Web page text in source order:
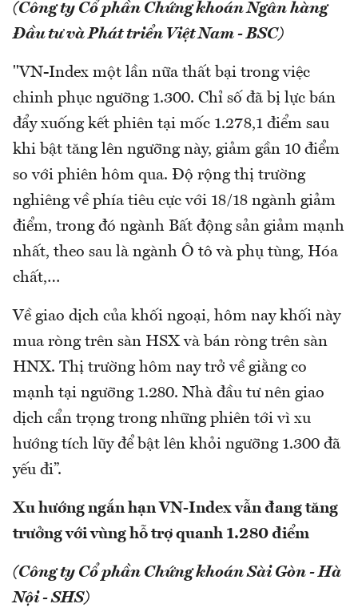
(Công ty Cổ phần Chứng khoán Ngân hàng
Đầu tư và Phát triển Việt Nam - BSC)
"VN-Index một lần nữa thất bại trong việc
chinh phục ngưỡng 1.300. Chỉ số đã bị lực bán
đẩy xuống kết phiên tại mốc 1.278,1 điểm sau
khi bật tăng lên ngưỡng này, giảm gần 10 điểm
so với phiên hôm qua. Độ rộng thị trường
nghiêng về phía tiêu cực với 18/18 ngành giảm
điểm, trong đó ngành Bất động sản giảm mạnh
nhất, theo sau là ngành Ô tô và phụ tùng, Hóa
chất,…
Về giao dịch của khối ngoại, hôm nay khối này
mua ròng trên sàn HSX và bán ròng trên sàn
HNX. Thị trường hôm nay trở về giằng co
mạnh tại ngưỡng 1.280. Nhà đầu tư nên giao
dịch cẩn trọng trong những phiên tới vì xu
hướng tích lũy để bật lên khỏi ngưỡng 1.300 đã
yếu đi”.
Xu hướng ngắn hạn VN-Index vẫn đang tăng
trưởng với vùng hỗ trợ quanh 1.280 điểm
(Công ty Cổ phần Chứng khoán Sài Gòn - Hà
Nội - SHS)